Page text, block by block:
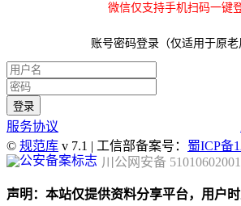
微信仅支持手机扫码一键
账号密码登录（仅适用于原老
服务协议
© 规范库 v 7.1 | 工信部备案号： 蜀ICP备
川公网安备
声明：本站仅提供资料分享平台，用户